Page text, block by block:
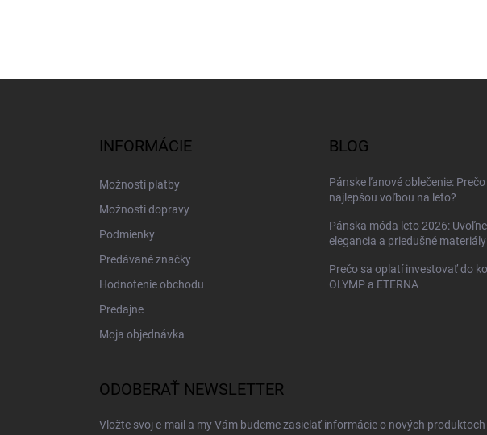
INFORMÁCIE
Možnosti platby
Možnosti dopravy
Podmienky
Predávané značky
Hodnotenie obchodu
Predajne
Moja objednávka
BLOG
Pánske ľanové oblečenie:
najlepšou voľbou na leto?
Pánska móda leto 2026:
elegancia a priedušné materiály
Prečo sa oplatí investovať do
OLYMP a ETERNA
ODOBERAŤ NEWSLETTER
Vložte svoj e-mail a my Vám budeme zasielať informácie o nových produktoch